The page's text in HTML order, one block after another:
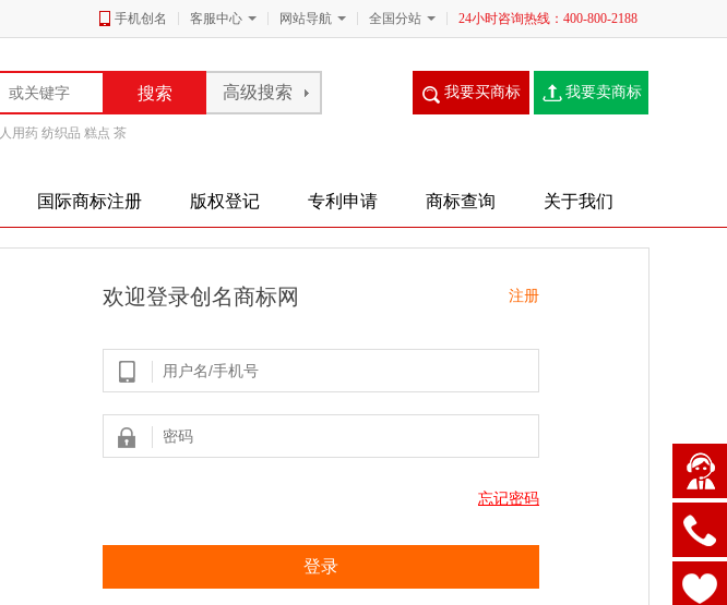
手机创名 客服中心 网站导航 全国分站 24小时咨询热线：400-800-2188
人用药 纺织品 糕点 茶
我要买商标 我要卖商标
国际商标注册 版权登记 专利申请 商标查询 关于我们
欢迎登录创名商标网 注册
忘记密码